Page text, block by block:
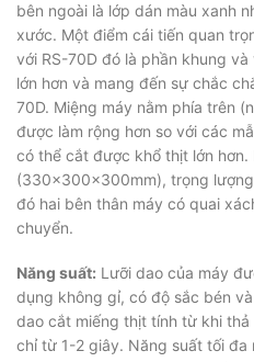
bên ngoài là lớp dán màu xanh
xước. Một điểm cái tiến quan
với RS-70D đó là phần khung
lớn hơn và mang đến sự chắc
70D. Miệng máy nằm phía trên
được làm rộng hơn so với các
có thể cắt được khổ thịt lớn hơn.
(330x300x300mm), trọng
đó hai bên thân máy có quai
chuyển.
Năng suất: Lưỡi dao của máy
dụng không gỉ, có độ sắc bén
dao cắt miếng thịt tính từ khi
chỉ từ 1-2 giây. Năng suất tối đa